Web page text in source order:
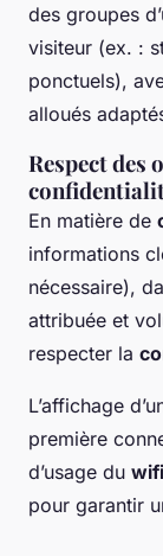
des groupes
visiteur (ex. :
ponctuels),
alloués
Respect des
En matière de
informations
nécessaire),
attribuée et
respecter la
L’affichage
première
d’usage du
pour garantir